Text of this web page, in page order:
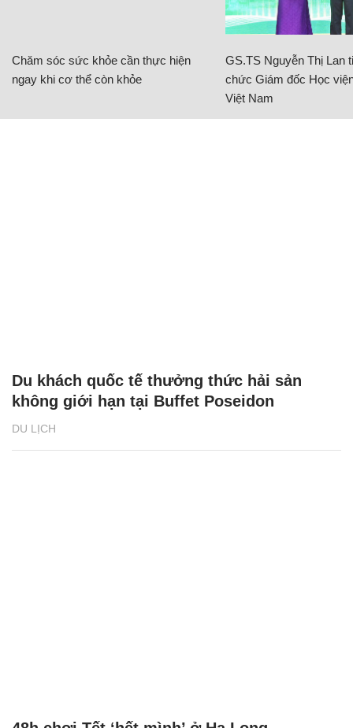
Chăm sóc sức khỏe cần thực hiện
ngay khi cơ thể còn khỏe
GS.TS Nguyễn Thị Lan
chức Giám đốc Học
Việt Nam
DU LỊCH
Du khách quốc tế thưởng thức hải sản
không giới hạn tại Buffet Poseidon